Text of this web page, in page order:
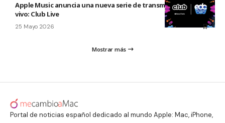
Apple Music anuncia una nueva serie de transmisiones en
vivo: Club Live
25 Mayo 2026
Mostrar más
Portal de noticias español dedicado al mundo Apple: Mac, iPhone,